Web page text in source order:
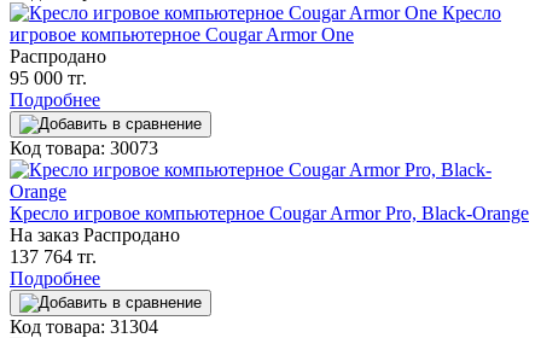
Кресло
игровое компьютерное Cougar Armor One
Распродано
95 000 тг.
Подробнее
Код товара: 30073
Кресло игровое компьютерное Cougar Armor Pro, Black-Orange
На заказ Распродано
137 764 тг.
Подробнее
Код товара: 31304